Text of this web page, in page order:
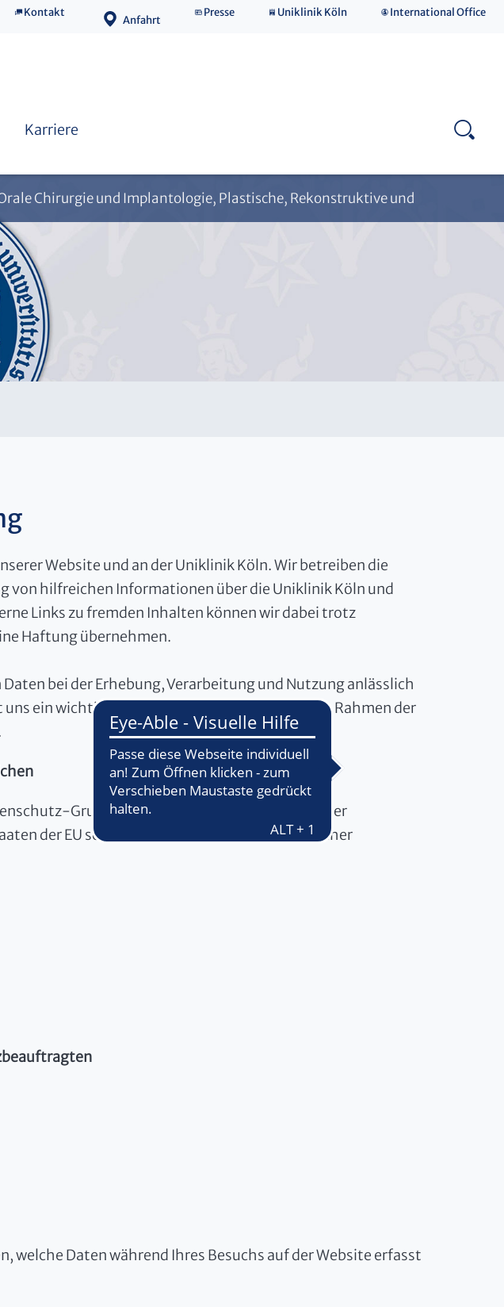
Kontakt
Anfahrt
Presse Uniklinik Köln International Office
Karriere
Chirurgie und Implantologie, Plastische, Rekonstruktive und
Website und an der Uniklinik Köln. Wir betreiben die
von hilfreichen Informationen über die Uniklinik Köln und
Links zu fremden Inhalten können wir dabei trotz
Haftung übernehmen.
bei der Erhebung, Verarbeitung und Nutzung anlässlich
ein wichtiges Anliegen. Ihre Daten werden im Rahmen der
Grundverordnung und anderer nationaler
der EU sowie sonstiger datenschutzrechtlicher
welche Daten während Ihres Besuchs auf der Website erfasst